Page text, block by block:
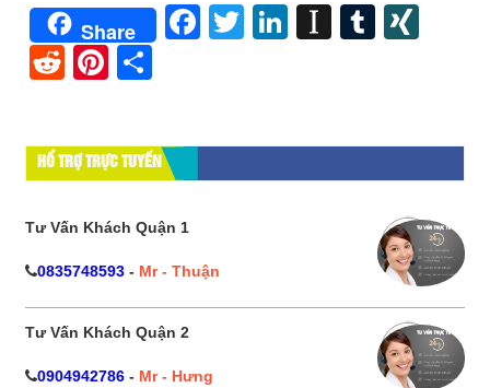
Share Facebook
TwitterLinkedInTumblr
RedditPinterest
HỔ TRỢ TRỰC TUYẾN
Tư Vấn Khách Quận 1
0835748593 - Mr - Thuận
Tư Vấn Khách Quận 2
0904942786 - Mr - Hưng